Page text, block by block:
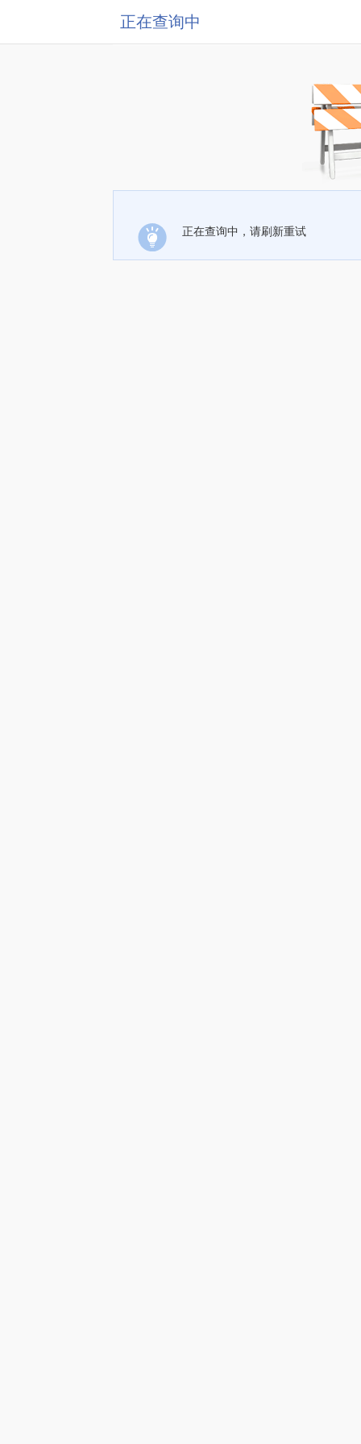
正在查询中
正在查询中，请刷新重试